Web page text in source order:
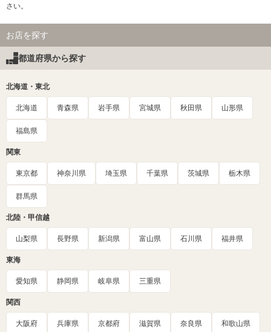
さい。
お店を探す
都道府県から探す
北海道・東北
北海道 青森県 岩手県 宮城県 秋田県 山形県
福島県
関東
東京都 神奈川県 埼玉県 千葉県 茨城県 栃木県
群馬県
北陸・甲信越
山梨県 長野県 新潟県 富山県 石川県 福井県
東海
愛知県 静岡県 岐阜県 三重県
関西
大阪府 兵庫県 京都府 滋賀県 奈良県 和歌山県